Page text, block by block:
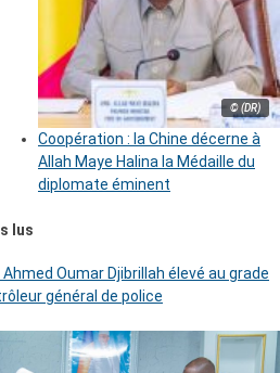
© (DR)
Coopération : la Chine décerne à
Allah Maye Halina la Médaille du
diplomate éminent
lus
Ahmed Oumar Djibrillah élevé au grade
général de police